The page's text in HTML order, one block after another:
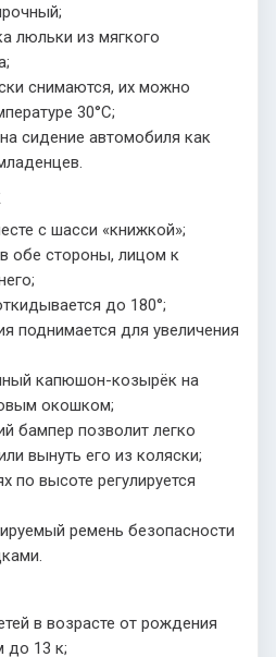
люльки из мягкого
снимаются, их можно
30°С;
сидение автомобиля как
с шасси «книжкой»;
обе стороны, лицом к
до 180°;
поднимается для увеличения
капюшон-козырёк на
окошком;
бампер позволит легко
вынуть его из коляски;
по высоте регулируется
ремень безопасности
в возрасте от рождения
до 13 к;